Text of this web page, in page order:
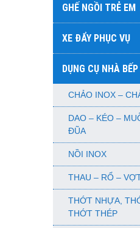
GHẾ NGỒI TRẺ EM
XE ĐẨY PHỤC VỤ
DỤNG CỤ NHÀ BẾP
CHẢO INOX –
DAO – KÉO –
ĐŨA
NỒI INOX
THAU – RỔ –
THỚT NHỰA,
THỚT THÉP